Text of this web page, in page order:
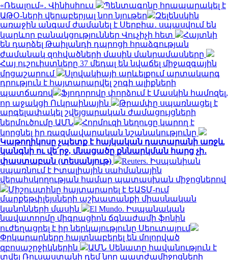
«Ռեալում»․ Վինիսիուս
Պենտագոնը հրապարակել է
ԱԹՕ-ների վերաբերյալ նոր նյութեր
Զելենսկին
առաջին անգամ ժամանել է Սերբիա․ սպասվում են
կարևոր բանակցություններ Վուչիչի հետ
Հայտնի
են դարձել Թաիլանդի դպրոցի հրաձգության
ժամանակ զոհվածների մասին մանրամասները
Հայ ուշուիստները 37 մեդալ են նվաճել միջազգային
մրցաշարում
Սլովակիայի արևելքում արտակարգ
դրություն է հայտարարվել շոգի ալիքների
պատճառով
Ֆյոդորովը փորձում է Մասկին համոզել,
որ աջակցի Ուկրաինային
Թրամփը սպառնացել է
արգելափակել շվեյցարական ժամացույցների
ներմուծումը ԱՄՆ
Հորմուզի նեղուցը կարող է
կորցնել իր ռազմավարական նշանակությունը
Կաթողիկոսը չպետք է հայկական դատարանի առջև
կանգնի ու վե՛րջ, մնացածը քննարկման հարց չի․
փաստաբան (տեսանյութ)
Reuters. Իսպանիան
սպառնում է Իտալիային սահմանային
վերահսկողության համար պատասխան միջոցներով
Միշուստինը հայտարարել է ԵԱՏՄ-ում
մարքեթփլեյսների աշխատանքի միասնական
կանոնների մասին
El Mundo. Իսպանական
նավատորմը միգրացիոն ճգնաժամի ֆոնին
ուժեղացրել է իր ներկայությունը Սեուտայում
Փրկարարները հայտնաբերել են մոլորված
զբոսաշրջիկներին
ԱՄՆ Սենատը հավանություն է
տվել Ռուսաստանի դեմ նոր պատժամիջոցների